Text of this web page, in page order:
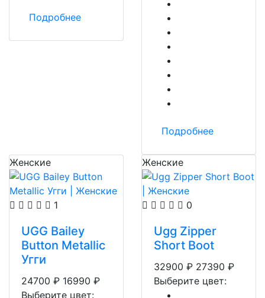
Подробнее
Подробнее
Женские
1
UGG Bailey
Button Metallic
Угги
24700 ₽ 16990 ₽
Выберите цвет:
Женские
0
Ugg Zipper
Short Boot
32900 ₽ 27390 ₽
Выберите цвет: